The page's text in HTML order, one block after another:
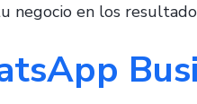
negocio en los